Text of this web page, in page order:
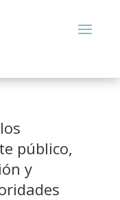
público,
y